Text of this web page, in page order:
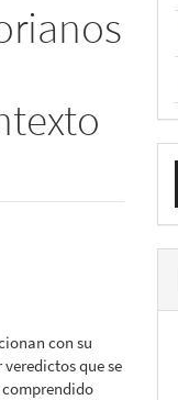
con su
que se
comprendido